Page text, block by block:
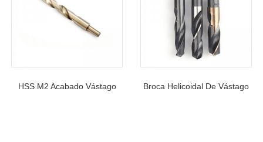
HSS M2 Acabado Vástago Broca Helicoidal De Vástago